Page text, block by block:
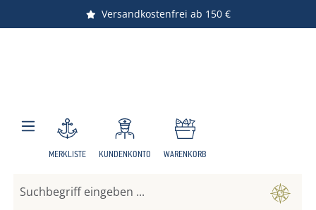
Zum Hauptinhalt springen
Versandkostenfrei ab 150 €
Nachhaltiger Versand
MERKLISTE KUNDENKONTO WARENKORB